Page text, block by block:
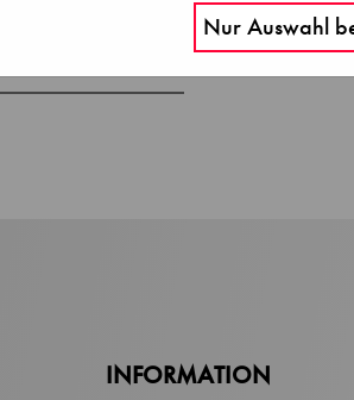
Nur Auswahl
INFORMATION